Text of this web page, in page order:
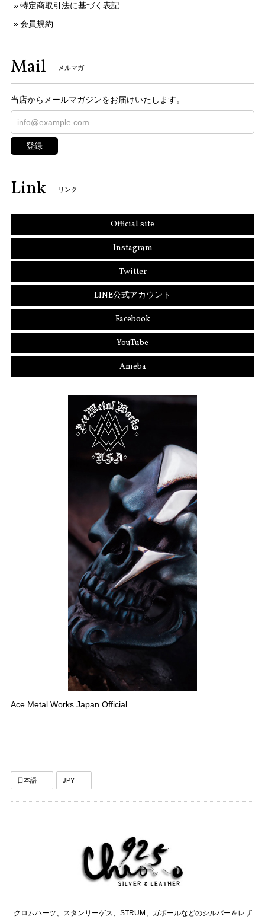
特定商取引法に基づく表記
会員規約
Mail メルマガ
当店からメールマガジンをお届けいたします。
登録
Link リンク
Official site
Instagram
Twitter
LINE公式アカウント
Facebook
YouTube
Ameba
Ace Metal Works Japan Official
クロムハーツ、スタンリーゲス、STRUM、ガボールなどのシルバー＆レザ